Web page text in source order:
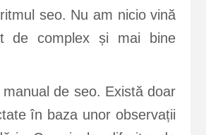
seo. Nu am nicio vină
de complex și mai bine
de seo. Există doar
în baza unor observații